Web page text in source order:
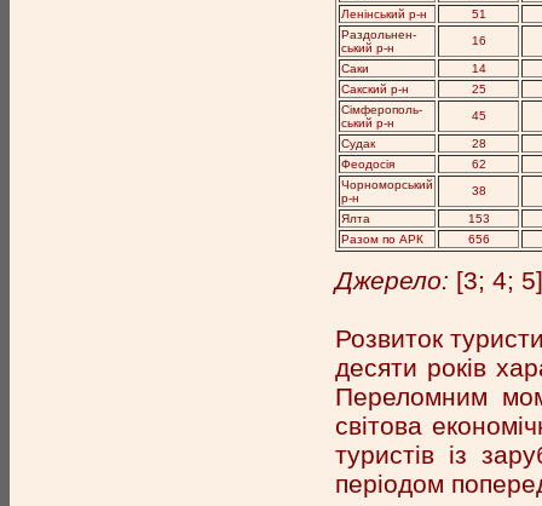
Ленінський р-н
51
Раздольнен-
ський р-н
16
Саки
14
Сакский р-н
25
Сімферополь-
ський р-н
45
Судак
28
Феодосія
62
Чорноморський
р-н
38
Ялта
153
Разом по АРК
656
Джерело: [3; 4; 5]
Розвиток
десяти років
Переломним
світова
туристів із
періодом